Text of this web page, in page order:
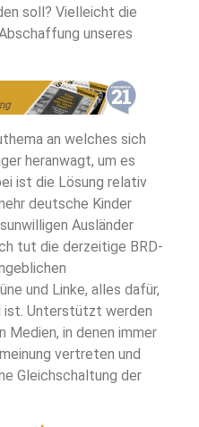
soll? Vielleicht die
unseres
an welches sich
heranwagt, um es
ist die Lösung relativ
deutsche Kinder
Ausländer
tut die derzeitige BRD-
und Linke, alles dafür,
ist. Unterstützt werden
Medien, in denen immer
vertreten und
Gleichschaltung der